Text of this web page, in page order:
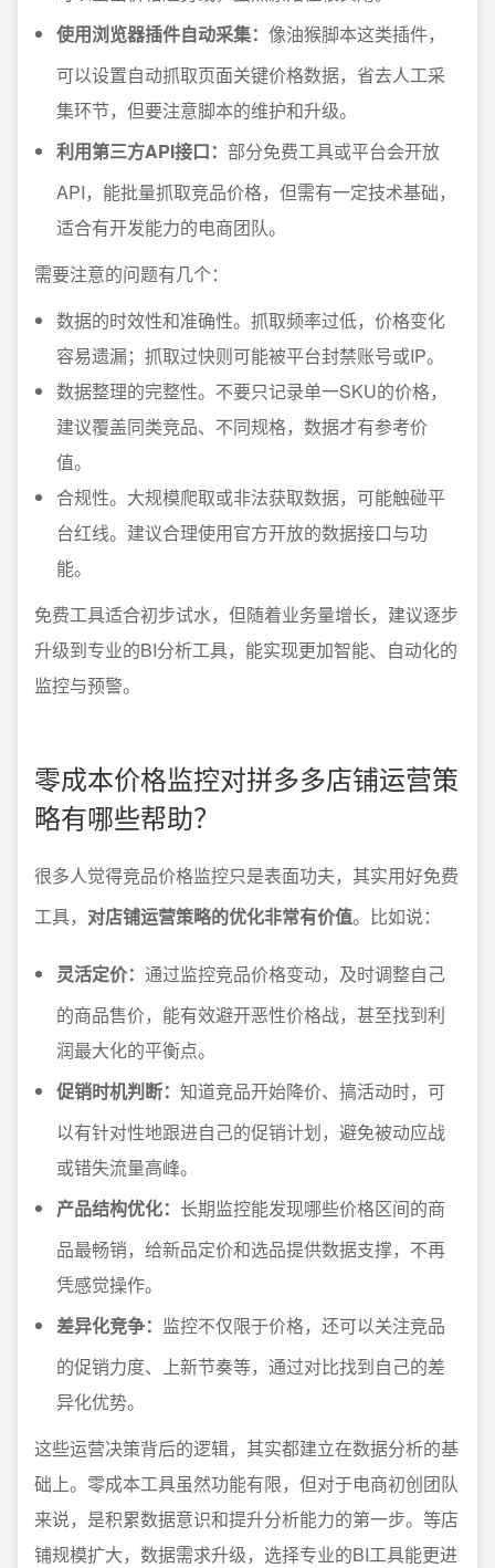
使用浏览器插件自动采集： 像油猴脚本这类插件，
可以设置自动抓取页面关键价格数据，省去人工采
集环节，但要注意脚本的维护和升级。
利用第三方API接口： 部分免费工具或平台会开放
API，能批量抓取竞品价格，但需有一定技术基础，
适合有开发能力的电商团队。
需要注意的问题有几个：
数据的时效性和准确性。抓取频率过低，价格变化
容易遗漏；抓取过快则可能被平台封禁账号或IP。
数据整理的完整性。不要只记录单一SKU的价格，
建议覆盖同类竞品、不同规格，数据才有参考价
值。
合规性。大规模爬取或非法获取数据，可能触碰平
台红线。建议合理使用官方开放的数据接口与功
能。
免费工具适合初步试水，但随着业务量增长，建议逐步
升级到专业的BI分析工具，能实现更加智能、自动化的
监控与预警。
零成本价格监控对拼多多店铺运营策
略有哪些帮助？
很多人觉得竞品价格监控只是表面功夫，其实用好免费
工具， 对店铺运营策略的优化非常有价值。比如说：
灵活定价： 通过监控竞品价格变动，及时调整自己
的商品售价，能有效避开恶性价格战，甚至找到利
润最大化的平衡点。
促销时机判断： 知道竞品开始降价、搞活动时，可
以有针对性地跟进自己的促销计划，避免被动应战
或错失流量高峰。
产品结构优化： 长期监控能发现哪些价格区间的商
品最畅销，给新品定价和选品提供数据支撑，不再
凭感觉操作。
差异化竞争： 监控不仅限于价格，还可以关注竞品
的促销力度、上新节奏等，通过对比找到自己的差
异化优势。
这些运营决策背后的逻辑，其实都建立在数据分析的基
础上。零成本工具虽然功能有限，但对于电商初创团队
来说，是积累数据意识和提升分析能力的第一步。等店
铺规模扩大，数据需求升级，选择专业的BI工具能更进